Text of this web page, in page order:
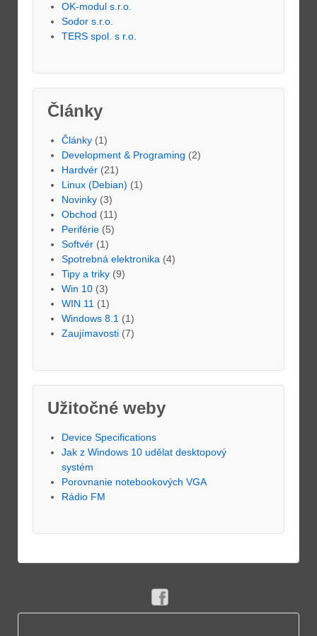
OK-modul s.r.o.
Sodor s.r.o.
TERS spol. s r.o.
Články
Články (1)
Development & Programing (2)
Hardvér (21)
Linux (Debian) (1)
Novinky (3)
Obchod (11)
Periférie (5)
Softvér (1)
Spotrebná elektronika (4)
Tipy a triky (9)
Win 10 (3)
WIN 11 (1)
Windows 8.1 (1)
Zaujímavosti (7)
Užitočné weby
Device Specifications
Jak z Windows 10 udělat desktopový
systém
Porovnanie notebookových VGA
Rádio FM